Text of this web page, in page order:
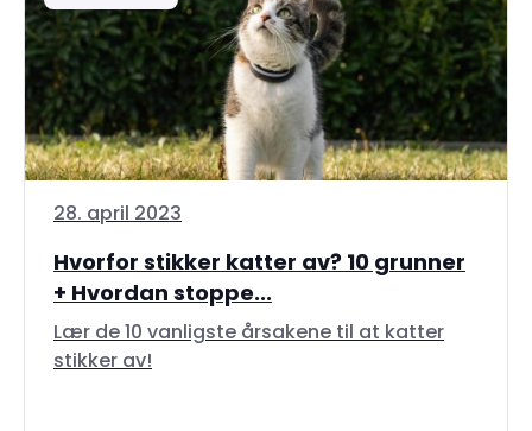
28. april 2023
Hvorfor stikker katter av? 10 grunner
+ Hvordan stoppe...
Lær de 10 vanligste årsakene til at katter
stikker av!